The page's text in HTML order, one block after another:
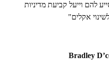
להם וייעל קביעת מדיניות
אקלים"
Bradley